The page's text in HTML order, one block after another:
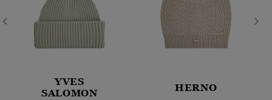
YVES
SALOMON
HERNO